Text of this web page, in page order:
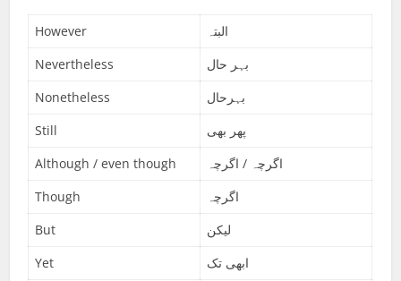
However
البتہ
Nevertheless
بہر حال
Nonetheless
بہرحال
Still
پھر بھی
Although / even though
اگرچہ / اگرچہ
Though
اگرچہ
But
لیکن
Yet
ابھی تک